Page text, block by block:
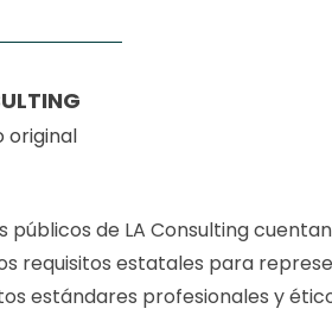
original
públicos de LA Consulting
requisitos estatales para
estándares profesionales y